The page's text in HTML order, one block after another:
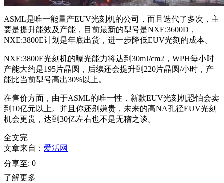
ASML是唯一能量产EUV光刻机的公司，而且迭代了多次，主
要是提升能效及产能，目前最新的型号是NXE:3600D，
NXE:3800E计划是年底出货，进一步降低EUV光刻的成本。
NXE:3800E光刻机的曝光能力将达到30mJ/cm2，WPH每小时
产能大约是195片晶圆，后续还会提升到220片晶圆/小时，产
能比当前型号高出30%以上。
在售价方面，由于ASML的唯一性，新款EUV光刻机恐怕会卖
到10亿元以上。并且你还别嫌贵，未来的高NA孔径EUV光刻
机会更贵，达到30亿左右也不是无稽之谈。
全文完
文章来自： 爱活网
分享至: 0
了解更多